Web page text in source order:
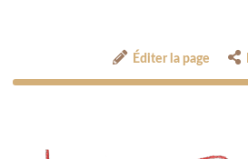
Éditer la page